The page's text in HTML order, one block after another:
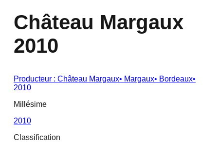
Château Margaux
2010
Producteur : Château Margaux• Margaux• Bordeaux•
2010
Millésime
2010
Classification